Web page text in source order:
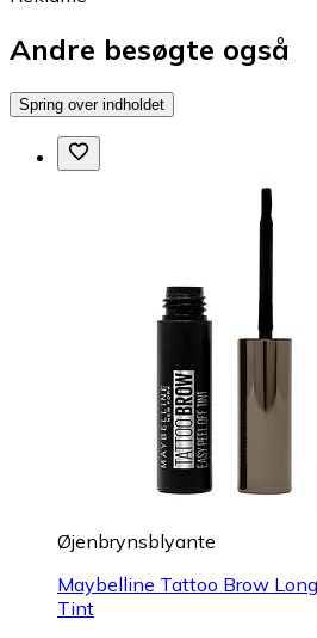
Andre besøgte også
Spring over indholdet
Øjenbrynsblyante
Maybelline Tattoo Brow
Tint